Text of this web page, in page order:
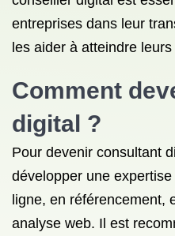
entreprises dans leur
les aider à atteindre
Comment
digital ?
Pour devenir consultant
développer une
ligne, en référencement,
analyse web. Il est